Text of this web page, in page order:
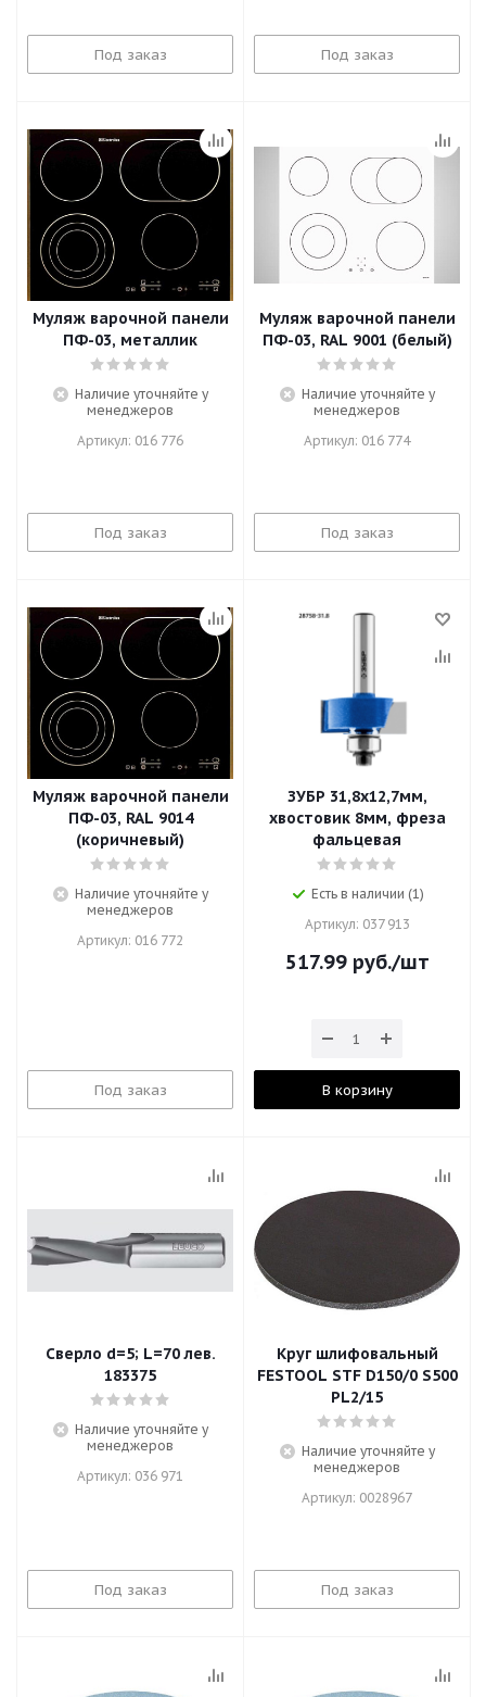
Под заказ Под заказ
Муляж варочной панели
ПФ-03, металлик
Наличие уточняйте у
менеджеров
Артикул: 016 776
Под заказ
Муляж варочной панели
ПФ-03, RAL 9001 (белый)
Наличие уточняйте у
менеджеров
Артикул: 016 774
Под заказ
Муляж варочной панели
ПФ-03, RAL 9014
(коричневый)
Наличие уточняйте у
менеджеров
Артикул: 016 772
Под заказ
ЗУБР 31,8x12,7мм,
хвостовик 8мм, фреза
фальцевая
Есть в наличии (1)
Артикул: 037 913
517.99руб./шт
В корзину
Сверло d=5; L=70 лев.
183375
Наличие уточняйте у
менеджеров
Артикул: 036 971
Под заказ
Круг шлифовальный
FESTOOL STF D150/0 S500
PL2/15
Наличие уточняйте у
менеджеров
Артикул: 0028967
Под заказ